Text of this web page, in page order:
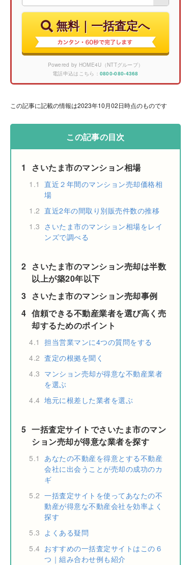
無料｜一括査定へ
Powered by HOME4U（NTTグループ）
電話申込はこちら： 0800-080-4368
この記事に記載の情報は2023年10月02日時点のものです
この記事の目次
1 さいたま市のマンション相場
1.1 直近２年間のマンション売却価格相
場
1.2 直近2年の間取り別販売件数の推移
1.3 さいたま市のマンション相場をレイ
ンズで調べる
2 さいたま市のマンション売却は半数
以上が築20年以下
3 さいたま市のマンション売却事例
4 信頼できる不動産業者を選び高く売
却するためのポイント
4.1 担当営業マンに4つの質問をする
4.2 査定の根拠を聞く
4.3 マンション売却が得意な不動産業者
を選ぶ
4.4 地元に根差した業者を選ぶ
5 一括査定サイトでさいたま市のマン
ション売却が得意な業者を探す
5.1 あなたの不動産を得意とする不動産
会社に出会うことが売却の成功のカ
ギ
5.2 一括査定サイトを使ってあなたの不
動産が得意な不動産会社を効率よく
探す
5.3 よくある疑問
5.4 おすすめの一括査定サイトはこの６
つ｜組み合わせ例も紹介